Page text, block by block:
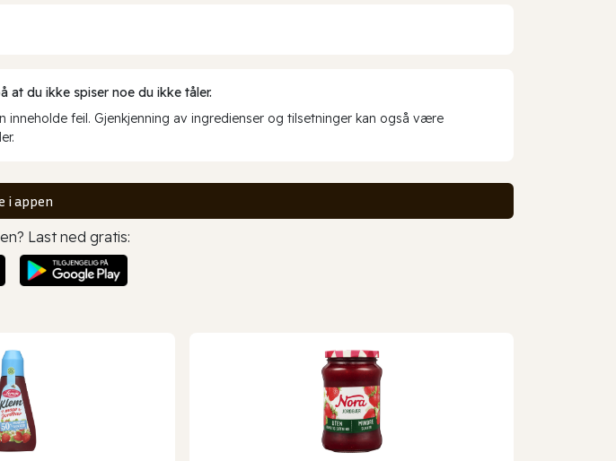
du ikke spiser noe du ikke tåler.
feil. Gjenkjenning av ingredienser og tilsetninger kan også være
i appen
Last ned gratis: